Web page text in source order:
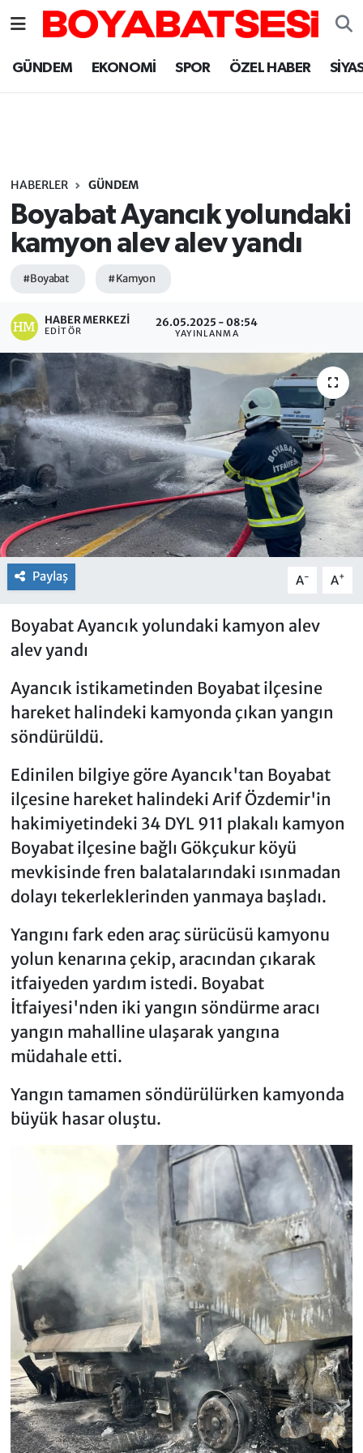
GÜNDEM EKONOMİ SPOR ÖZEL HABER
HABERLER GÜNDEM
Boyabat Ayancık yolundaki
kamyon alev alev yandı
#Boyabat #Kamyon
HABER MERKEZI
EDITÖR
26.05.2025 - 08:54
YAYINLANMA
Paylaş A- A+
Boyabat Ayancık yolundaki kamyon alev
alev yandı
Ayancık istikametinden Boyabat ilçesine
hareket halindeki kamyonda çıkan yangın
söndürüldü.
Edinilen bilgiye göre Ayancık'tan Boyabat
ilçesine hareket halindeki Arif Özdemir'in
hakimiyetindeki 34 DYL 911 plakalı kamyon
Boyabat ilçesine bağlı Gökçukur köyü
mevkisinde fren balatalarındaki ısınmadan
dolayı tekerleklerinden yanmaya başladı.
Yangını fark eden araç sürücüsü kamyonu
yolun kenarına çekip, aracından çıkarak
itfaiyeden yardım istedi. Boyabat
İtfaiyesi'nden iki yangın söndürme aracı
yangın mahalline ulaşarak yangına
müdahale etti.
Yangın tamamen söndürülürken kamyonda
büyük hasar oluştu.
Sinop Nöbetçi Eczaneler
Sinop Trafik Yoğunluk Haritası
Süper Lig Puan Durumu ve Fikstür
Son Dakika Haberleri
Haber Arşivi